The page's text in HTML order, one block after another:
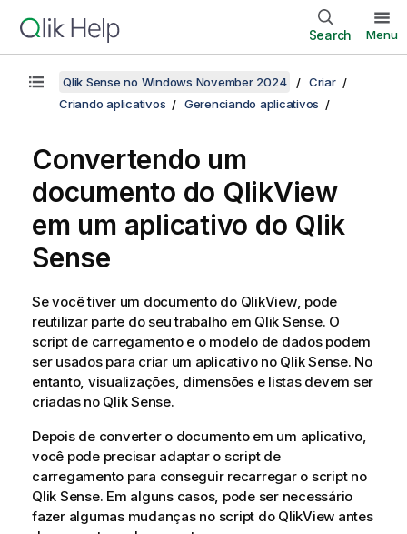
Search Menu
Qlik Sense no Windows November 2024
Criar
Criando aplicativos
Gerenciando aplicativos
Convertendo um
documento do QlikView
em um aplicativo do Qlik
Sense
Se você tiver um documento do QlikView, pode
reutilizar parte do seu trabalho em Qlik Sense. O
script de carregamento e o modelo de dados podem
ser usados para criar um aplicativo no Qlik Sense. No
entanto, visualizações, dimensões e listas devem ser
criadas no Qlik Sense.
Depois de converter o documento em um aplicativo,
você pode precisar adaptar o script de
carregamento para conseguir recarregar o script no
Qlik Sense. Em alguns casos, pode ser necessário
fazer algumas mudanças no script do QlikView antes